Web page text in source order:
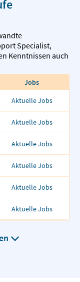
Specialist,
Kenntnissen auch
Jobs
Aktuelle Jobs
Aktuelle Jobs
Aktuelle Jobs
Aktuelle Jobs
Aktuelle Jobs
Aktuelle Jobs